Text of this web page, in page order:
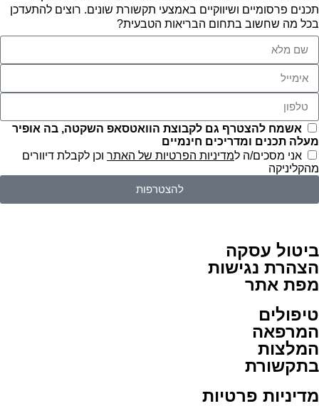
תכנים פרסומיים ושיווקיים באמצעי תקשורת שונים. רוצים להתעדכן
בכל מה שחשוב בתחום הבריאות הטבעית?
אשמח להצטרף גם לקבוצת הוואטסאפ השקטה, בה אופיר
מעלה תכנים ומדריכים חינמיים
אני מסכים/ה למדיניות הפרטיות של האתר וכן לקבלת דיוורים
מהקליניקה
להצטרפות
ביטול עסקה
הצהרת נגישות
מפת אתר
טיפולים
המרפאה
המלצות
בתקשורת
מדיניות פרטיות